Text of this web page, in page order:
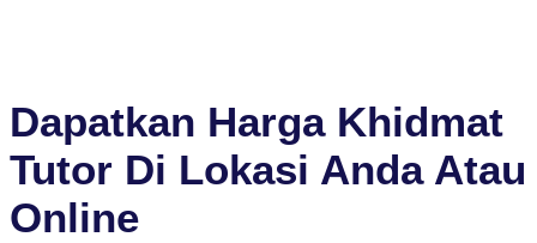
Dapatkan Harga Khidmat
Tutor Di Lokasi Anda Atau
Online